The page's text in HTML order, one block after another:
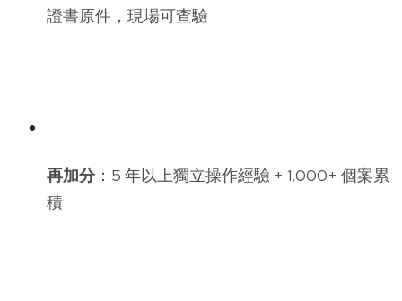
證書原件，現場可查驗
再加分：5 年以上獨立操作經驗 + 1,000+ 個案累
積